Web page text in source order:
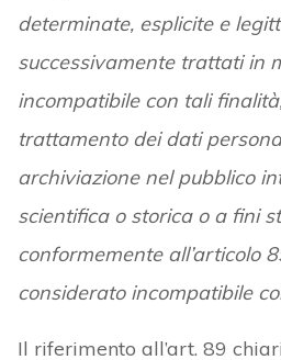
determinate, esplicite e
successivamente trattati in
incompatibile con tali
trattamento dei dati
archiviazione nel pubblico
scientifica o storica o a fini
conformemente all’articolo
considerato incompatibile
Il riferimento all’art. 89